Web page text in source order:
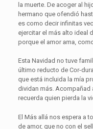
la muerte. De acoger al
hermano que ofendió
es como decirinfinitas
ejercitar el más alto ideal
porque el amor ama,
Esta Navidad no tuve
último reducto de Cor-
que está incluida la mía
dividan más. Acompañad
recuerda quien pierda la
El Más allá nos espera a
de amor, que no con el